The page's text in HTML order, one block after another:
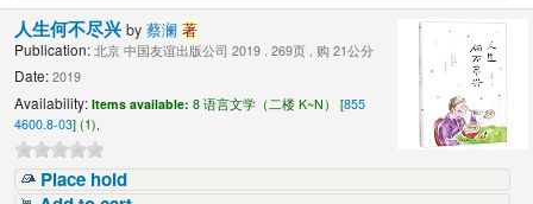
人生何不尽兴by蔡澜著
Publication: 北京 中国友谊出版公司 2019 . 269页 , 购 21公分
Date: 2019
Availability: Items available: 8 语言文学（二楼 K~N） [855
4600.8-03] (1),
Place hold